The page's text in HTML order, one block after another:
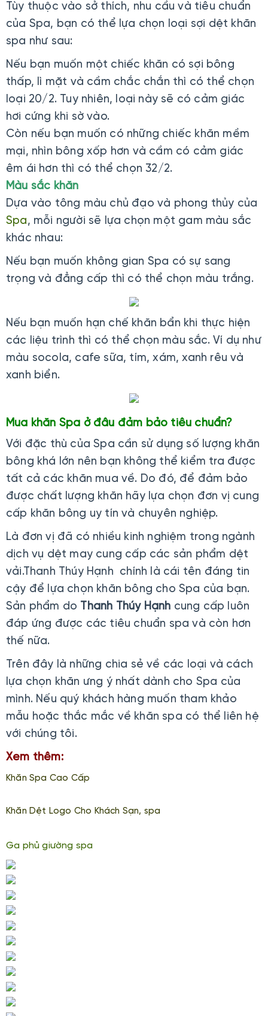
Tùy thuộc vào sở thích, nhu cầu và tiêu chuẩn
của Spa, bạn có thể lựa chọn loại sợi dệt khăn
spa như sau:
Nếu bạn muốn một chiếc khăn có sợi bông
thấp, lì mặt và cầm chắc chắn thì có thể chọn
loại 20/2. Tuy nhiên, loại này sẽ có cảm giác
hơi cứng khi sờ vào.
Còn nếu bạn muốn có những chiếc khăn mềm
mại, nhìn bông xốp hơn và cầm có cảm giác
êm ái hơn thì có thể chọn 32/2.
Màu sắc khăn
Dựa vào tông màu chủ đạo và phong thủy của
Spa, mỗi người sẽ lựa chọn một gam màu sắc
khác nhau:
Nếu bạn muốn không gian Spa có sự sang
trọng và đẳng cấp thì có thể chọn màu trắng.
Nếu bạn muốn hạn chế khăn bẩn khi thực hiện
các liệu trình thì có thể chọn màu sắc. Ví dụ như
màu socola, cafe sữa, tím, xám, xanh rêu và
xanh biển.
Mua khăn Spa ở đâu đảm bảo tiêu chuẩn?
Với đặc thù của Spa cần sử dụng số lượng khăn
bông khá lớn nên bạn không thể kiểm tra được
tất cả các khăn mua về. Do đó, để đảm bảo
được chất lượng khăn hãy lựa chọn đơn vị cung
cấp khăn bông uy tín và chuyên nghiệp.
Là đơn vị đã có nhiều kinh nghiệm trong ngành
dịch vụ dệt may cung cấp các sản phẩm dệt
vải.Thanh Thúy Hạnh chính là cái tên đáng tin
cậy để lựa chọn khăn bông cho Spa của bạn.
Sản phẩm do Thanh Thúy Hạnh cung cấp luôn
đáp ứng được các tiêu chuẩn spa và còn hơn
thế nữa.
Trên đây là những chia sẻ về các loại và cách
lựa chọn khăn ưng ý nhất dành cho Spa của
mình. Nếu quý khách hàng muốn tham khảo
mẫu hoặc thắc mắc về khăn spa có thể liên hệ
với chúng tôi.
Xem thêm:
Khăn Spa Cao Cấp
Khăn Dệt Logo Cho Khách Sạn, spa
Ga phủ giường spa